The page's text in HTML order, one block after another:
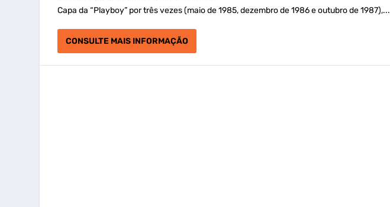
Capa da “Playboy” por três vezes (maio de 1985, dezembro de 1986 e outubro de 1987),...
CONSULTE MAIS INFORMAÇÃO